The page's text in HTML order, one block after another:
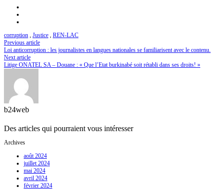
corruption Justice
REN-LAC
Previous article
Loi anticorruption : les journalistes en langues nationales se familiarisent avec le contenu.
Next article
Litige ONATEL SA – Douane : « Que l’Etat burkinabé soit rétabli dans ses droits! »
b24web
Des articles qui pourraient vous intéresser
Archives
août 2024
juillet 2024
mai 2024
avril 2024
février 2024